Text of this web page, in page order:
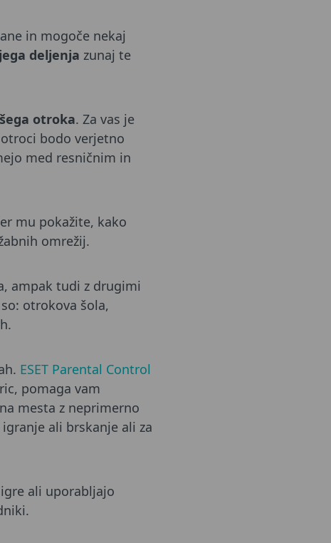
in mogoče nekaj
deljenja zunaj te
otroka. Za vas je
bodo verjetno
med resničnim in
mu pokažite, kako
omrežij.
ampak tudi z drugimi
otrokova šola,
ESET Parental Control
pomaga vam
mesta z neprimerno
ali brskanje ali za
ali uporabljajo